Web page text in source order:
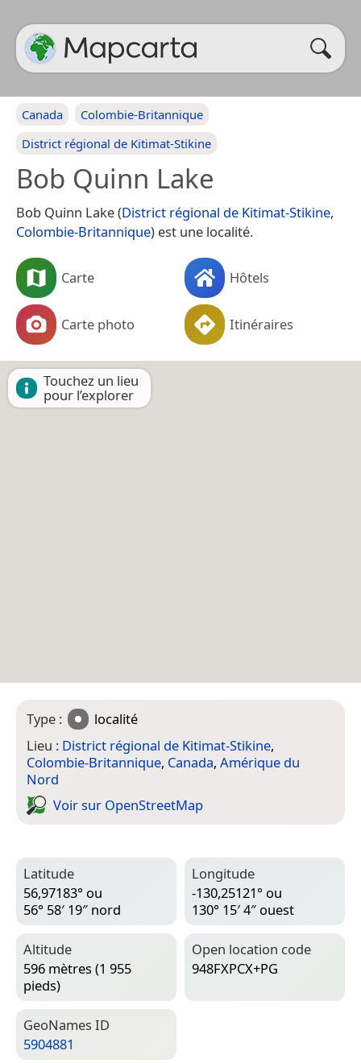
Canada
Colombie-Britannique
District régional de Kitimat-Stikine
Bob Quinn Lake
Bob Quinn Lake (District régional de Kitimat-Stikine,
Colombie-Britannique) est une localité.
Carte Hôtels
Carte photo Itinéraires
Touchez un lieu
pour l’explorer
Type :
localité
Lieu : District régional de Kitimat-Stikine,
Colombie-Britannique, Canada, Amérique du
Nord
Voir sur Open­Street­Map
Latitude
56,97183° ou
56° 58′ 19″ nord
Longitude
-130,25121° ou
130° 15′ 4″ ouest
Altitude
596 mètres (1 955
pieds)
Open location code
948FXPCX+PG
Geo­Names ID
5904881